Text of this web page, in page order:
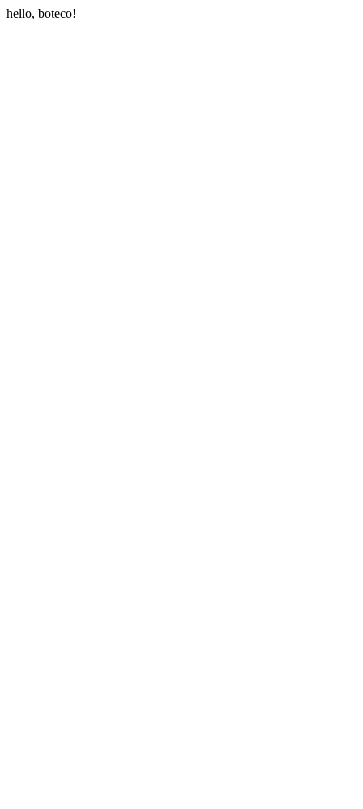
hello, boteco!